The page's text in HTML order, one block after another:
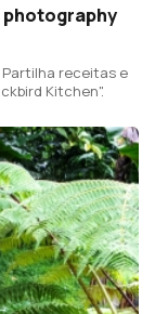
photography
Partilha receitas e
Kitchen".